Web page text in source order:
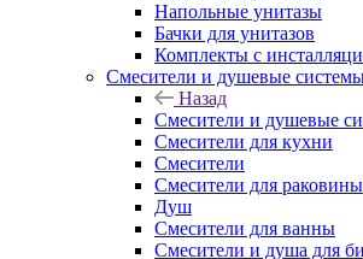
Напольные унитазы
Бачки для унитазов
Комплекты с
Смесители и душевые
Назад
Смесители и душевые
Смесители для кухни
Смесители
Смесители для раковины
Душ
Смесители для ванны
Смесители и душа для